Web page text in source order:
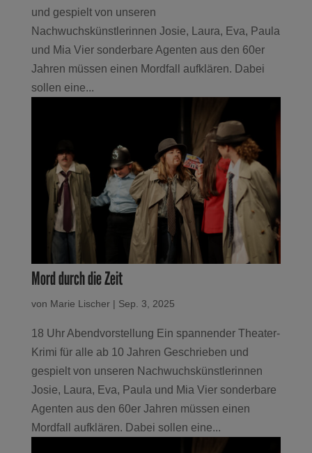
und gespielt von unseren
Nachwuchskünstlerinnen Josie, Laura, Eva, Paula
und Mia Vier sonderbare Agenten aus den 60er
Jahren müssen einen Mordfall aufklären. Dabei
sollen eine...
Mord durch die Zeit
von Marie Lischer| Sep. 3, 2025
18 Uhr Abendvorstellung Ein spannender Theater-
Krimi für alle ab 10 Jahren Geschrieben und
gespielt von unseren Nachwuchskünstlerinnen
Josie, Laura, Eva, Paula und Mia Vier sonderbare
Agenten aus den 60er Jahren müssen einen
Mordfall aufklären. Dabei sollen eine...